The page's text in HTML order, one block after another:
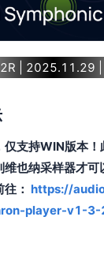
| 2025.11.29
仅支持WIN版本
也纳采样器才可
： https://
player-v1-